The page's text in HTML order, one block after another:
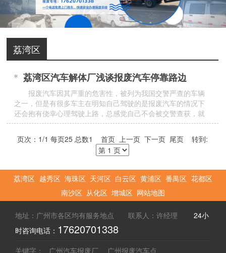
荔湾区
荔湾区汽车解体厂浅谈报废汽车停靠路边
报废汽车因其严重的危害性，被列为我国交警严查的车辆
之一，但是有很多车主在明知自己驾驶的是报废汽车的情况下
还会抱有侥幸心理驾驶上路，总感觉自己不会被交警查获，就
随意的
页次：1/1 每页25 总数1 首页 上一页 下一页 尾页 转到:
荔湾区 越秀区 海珠区 天河区 白云区 黄浦区 番禺区 花都区
南沙区 从化区 增城区 网站地图
地址：广州市各区均有服务地点 联系人：许经理
24小
时咨询电话： 17620701338
关键字： 广州汽车报废厂 广州报废汽车点